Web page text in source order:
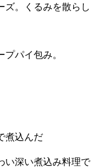
ズ。くるみを散らし
パイ包み。
煮込んだ
い深い煮込み料理で